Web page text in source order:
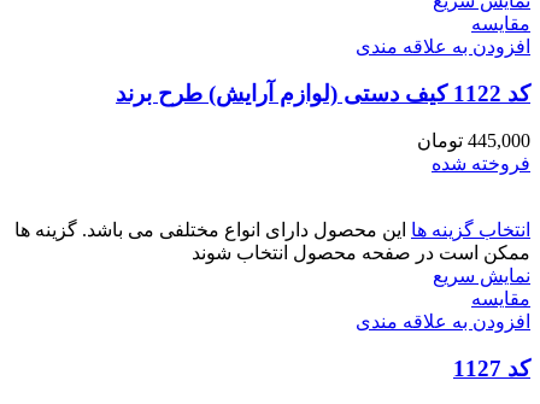
مقايسه
افزودن به علاقه مندی
کد 1122 کیف دستی (لوازم آرایش) طرح برند
445,000 تومان
فروخته شده
انتخاب گزینه ها این محصول دارای انواع مختلفی می باشد. گزینه ها
ممکن است در صفحه محصول انتخاب شوند
نمایش سریع
مقايسه
افزودن به علاقه مندی
کد 1127